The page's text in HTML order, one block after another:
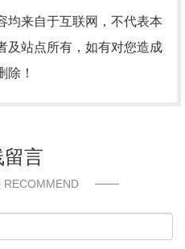
均来自于互联网，不代表本
及站点所有，如有对您造成
除！
言
RECOMMEND